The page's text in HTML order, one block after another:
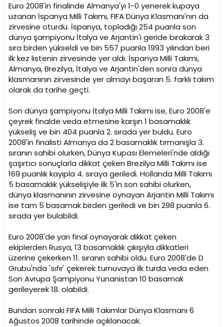
Euro 2008'in finalinde Almanya'yı 1-0 yenerek kupaya
uzanan İspanya Milli Takımı, FIFA Dünya Klasmanı'nın da
zirvesine oturdu. İspanya, topladığı 254 puanla son
dünya şampiyonu İtalya ve Arjantin'i geride bırakarak 3
sıra birden yükseldi ve bin 557 puanla 1993 yılından beri
ilk kez listenin zirvesinde yer aldı. İspanya Milli Takımı,
Almanya, Brezilya, İtalya ve Arjantin'den sonra dünya
klasmanının zirvesinde yer almayı başaran 5. farklı takım
olarak da tarihe geçti.
Son dünya şampiyonu İtalya Milli Takımı ise, Euro 2008'e
çeyrek finalde veda etmesine karşın 1 basamaklık
yükseliş ve bin 404 puanla 2. sırada yer buldu. Euro
2008'in finalisti Almanya da 2 basamaklık tırmanışla 3.
sıranın sahibi olurken, Dünya Kupası Elemeleri'nde aldığı
şaşırtıcı sonuçlarla dikkat çeken Brezilya Milli Takımı ise
169 puanlık kayıpla 4. sıraya geriledi. Hollanda Milli Takımı
5 basamaklık yükselişiyle ilk 5'in son sahibi olurken,
dünya klasmanının zirvesine oynayan Arjantin Milli Takımı
ise tam 5 basamak birden geriledi ve bin 298 puanla 6.
sırada yer bulabildi.
Euro 2008'de yarı final oynayarak dikkat çeken
ekiplerden Rusya, 13 basamaklık çıkışıyla dikkatleri
üzerine çekerken 11. sıranın sahibi oldu. Euro 2008'de D
Grubu'nda 'sıfır' çekerek turnuvaya ilk turda veda eden
Son Avrupa Şampiyonu Yunanistan 10 basamak
gerileyerek 18. olabildi.
Bundan sonraki FIFA Milli Takımlar Dünya Klasmanı 6
Ağustos 2008 tarihinde açıklanacak.